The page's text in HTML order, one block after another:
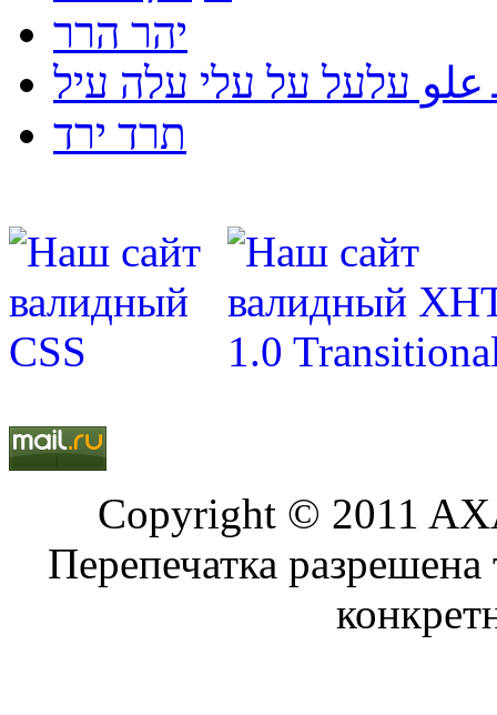
יהר הרר
עלעל על עלי עלה עיל
תרד ירד
Copyright © 2011
Перепечатка